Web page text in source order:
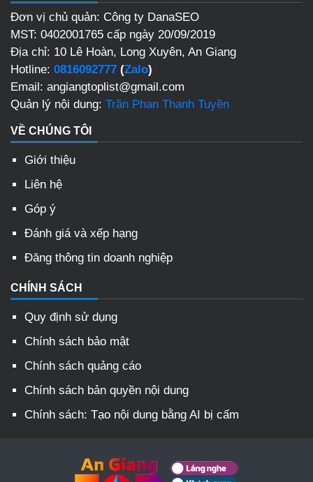
Đơn vị chủ quản: Công ty DanaSEO
MST: 0402001765 cấp ngày 20/09/2019
Địa chỉ: 10 Lê Hoàn, Long Xuyên, An Giang
Hotline: 0816092777 (Zalo)
Email: angiangtoplist@gmail.com
Quản lý nội dung: Trần Phan Thanh Tuyền
VỀ CHÚNG TÔI
Giới thiệu
Liên hệ
Góp ý
Đánh giá và xếp hạng
Đăng thông tin doanh nghiệp
CHÍNH SÁCH
Quy định sử dụng
Chính sách bảo mật
Chính sách quảng cáo
Chính sách bản quyền nội dung
Chính sách: Tạo nội dung bằng AI bị cấm